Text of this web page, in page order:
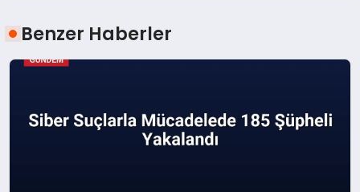
Benzer Haberler